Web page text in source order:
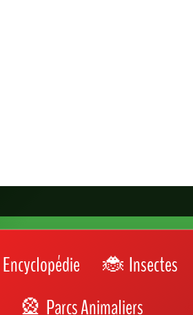
Encyclopédie Insectes
Parcs Animaliers